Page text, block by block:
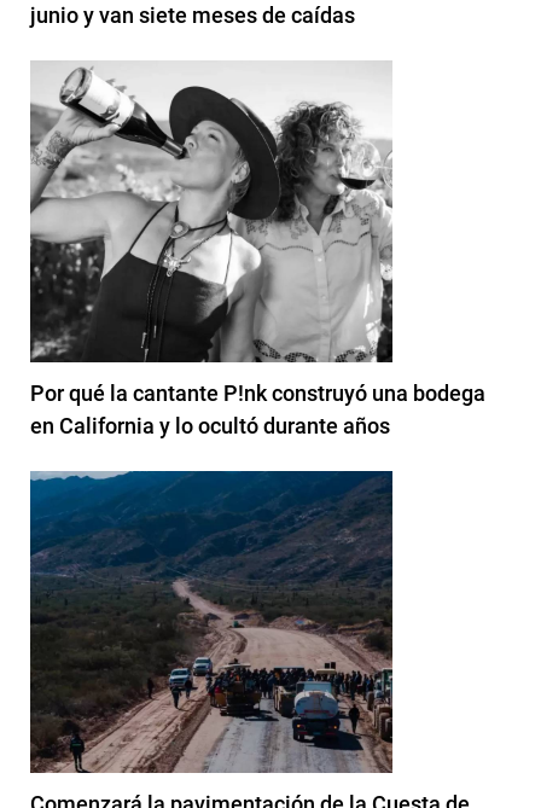
junio y van siete meses de caídas
Por qué la cantante P!nk construyó una bodega
en California y lo ocultó durante años